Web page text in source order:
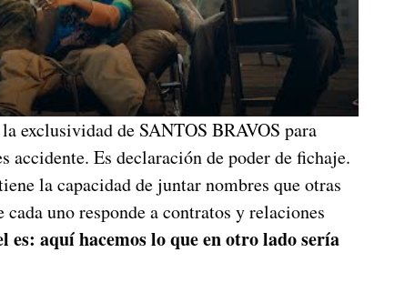
exclusividad de SANTOS BRAVOS para
Es declaración de poder de fichaje.
la capacidad de juntar nombres que otras
uno responde a contratos y relaciones
es: aquí hacemos lo que en otro lado sería